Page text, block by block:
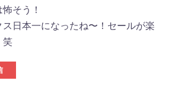
そう！
ス日本一になったね〜！セールが楽
笑